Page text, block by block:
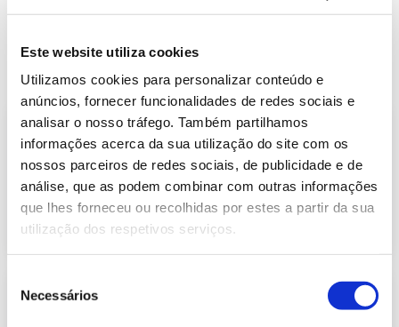
Este website utiliza cookies
Utilizamos cookies para personalizar conteúdo e
anúncios, fornecer funcionalidades de redes sociais e
analisar o nosso tráfego. Também partilhamos
informações acerca da sua utilização do site com os
nossos parceiros de redes sociais, de publicidade e de
análise, que as podem combinar com outras informações
que lhes forneceu ou recolhidas por estes a partir da sua
utilização dos respetivos serviços.
Necessários
Data Crescente
3.47 Mb
Dados Técnicos de 2023
Publicação com periodicidade anual com
informação de Eletricidade e Gás
Eletricidade e Gás Natural
Dados Técnicos de 2024
Publicação com periodicidade anual com